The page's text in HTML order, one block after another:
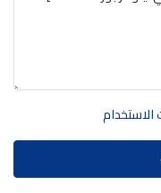
الاستخدام